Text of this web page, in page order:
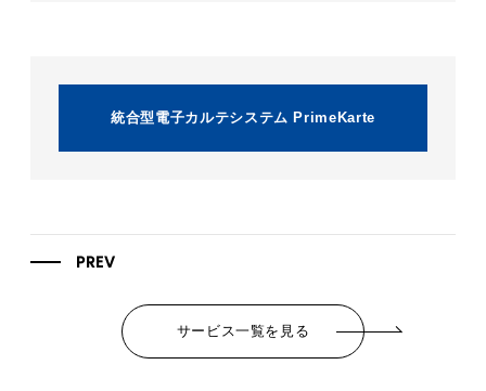
統合型電子カルテシステム PrimeKarte
PREV
サービス一覧を見る